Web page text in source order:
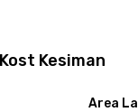
Kesiman
Area